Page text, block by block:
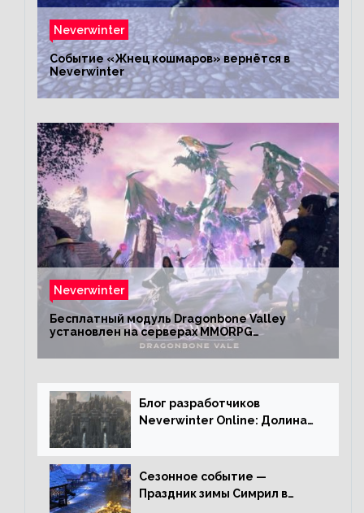
Neverwinter
Событие «Жнец кошмаров» вернётся в
Neverwinter
Neverwinter
Бесплатный модуль Dragonbone Valley
установлен на серверах MMORPG
Блог разработчиков
Neverwinter Online: Долина
Сезонное событие —
Праздник зимы Симрил в